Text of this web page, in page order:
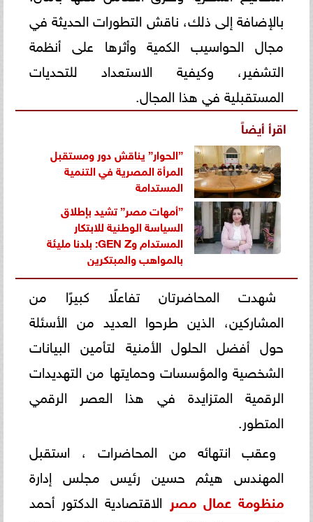
بالإضافة إلى ذلك، ناقش التطورات الحديثة في
مجال الحواسيب الكمية وأثرها على أنظمة
التشفير، وكيفية الاستعداد للتحديات
المستقبلية في هذا المجال.
اقرأ أيضاً
”الحوار” يناقش دور ومستقبل
المرأة المصرية في التنمية
المستدامة
”أمهات مصر” تشيد بإطلاق
السياسة الوطنية للابتكار
المستدام وGEN Z: بلدنا مليئة
بالمواهب والمبتكرين
شهدت المحاضرتان تفاعلًا كبيرًا من
المشاركين، الذين طرحوا العديد من الأسئلة
حول أفضل الحلول الأمنية لتأمين البيانات
الشخصية والمؤسسات وحمايتها من التهديدات
الرقمية المتزايدة في هذا العصر الرقمي
المتطور.
وعقب انتهائه من المحاضرات ، استقبل
المهندس هيثم حسين رئيس مجلس إدارة
منظومة عمال مصر الاقتصادية الدكتور أحمد